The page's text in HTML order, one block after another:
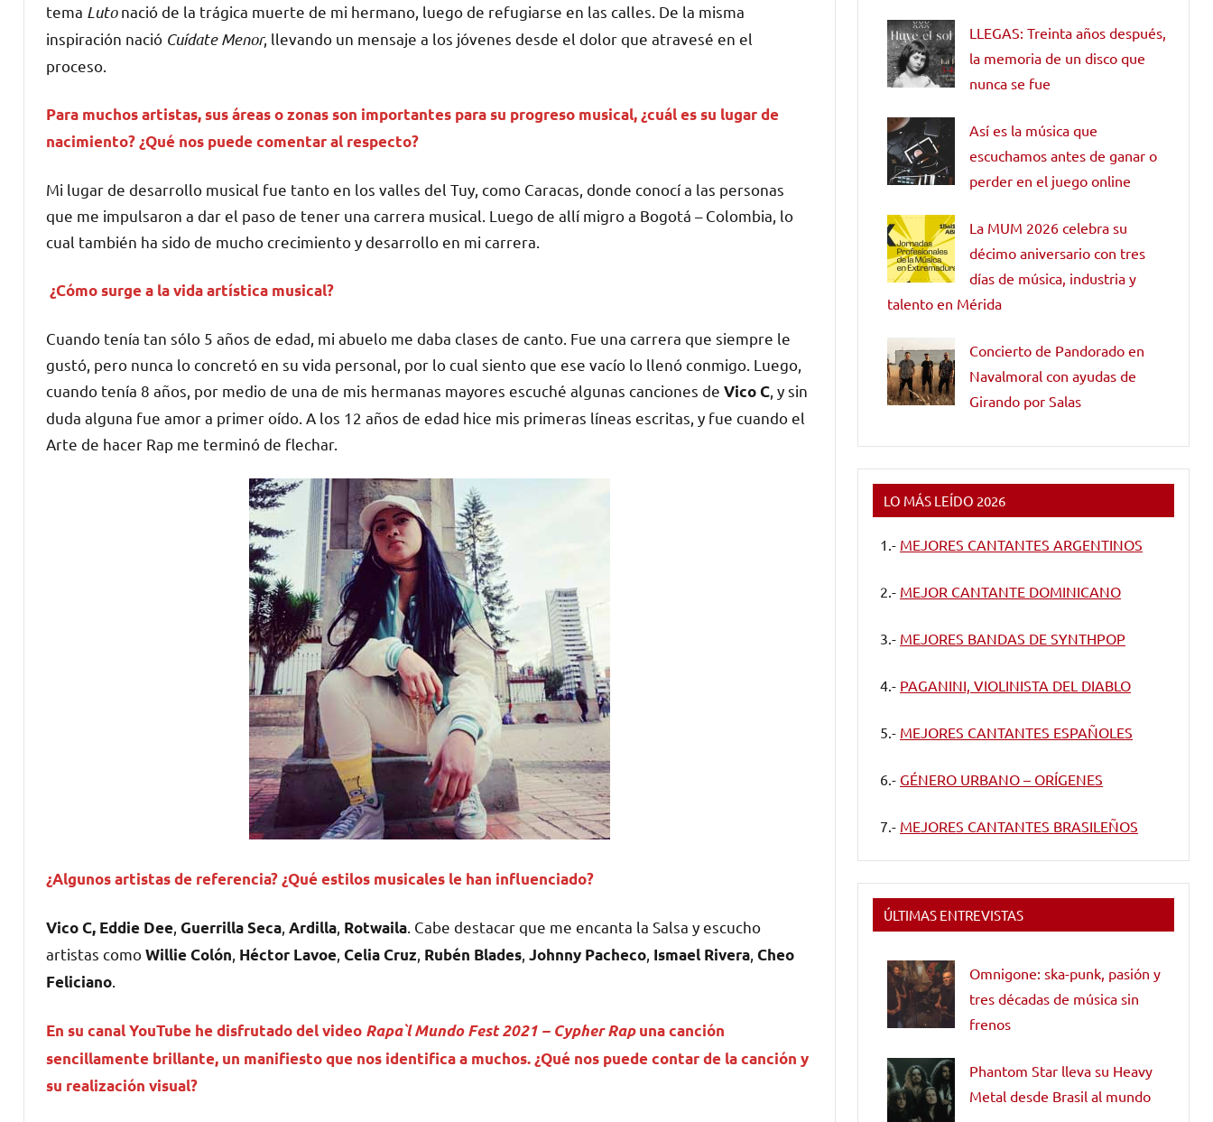
tema Lutonació de la trágica muerte de mi hermano, luego de refugiarse en las calles. De la misma
inspiración nació Cuídate Menor, llevando un mensaje a los jóvenes desde el dolor que atravesé en el
proceso.
Para muchos artistas, sus áreas o zonas son importantes para su progreso musical, ¿cuál es su lugar de
nacimiento? ¿Qué nos puede comentar al respecto?
Mi lugar de desarrollo musical fue tanto en los valles del Tuy, como Caracas, donde conocí a las personas
que me impulsaron a dar el paso de tener una carrera musical. Luego de allí migro a Bogotá – Colombia, lo
cual también ha sido de mucho crecimiento y desarrollo en mi carrera.
¿Cómo surge a la vida artística musical?
Cuando tenía tan sólo 5 años de edad, mi abuelo me daba clases de canto. Fue una carrera que siempre le
gustó, pero nunca lo concretó en su vida personal, por lo cual siento que ese vacío lo llenó conmigo. Luego,
cuando tenía 8 años, por medio de una de mis hermanas mayores escuché algunas canciones de Vico C , y sin
duda alguna fue amor a primer oído. A los 12 años de edad hice mis primeras líneas escritas, y fue cuando el
Arte de hacer Rap me terminó de flechar.
¿Algunos artistas de referencia? ¿Qué estilos musicales le han influenciado?
Vico C, Eddie Dee Guerrilla Seca Ardilla Rotwaila . Cabe destacar que me encanta la Salsa y escucho
artistas comoWillie Colón Héctor Lavoe Celia Cruz Rubén Blades Johnny Pacheco Ismael Rivera Cheo
Feliciano
En su canal YouTube he disfrutado del video Rapa`l Mundo Fest 2021 – Cypher Rapuna canción
sencillamente brillante, un manifiesto que nos identifica a muchos. ¿Qué nos puede contar de la canción y
su realización visual?
LLEGAS: Treinta años después,
la memoria de un disco que
nunca se fue
Así es la música que
escuchamos antes de ganar o
perder en el juego online
La MUM 2026 celebra su
décimo aniversario con tres
días de música, industria y
talento en Mérida
Concierto de Pandorado en
Navalmoral con ayudas de
Girando por Salas
LO MÁS LEÍDO 2026
1.- MEJORES CANTANTES ARGENTINOS
2.- MEJOR CANTANTE DOMINICANO
3.- MEJORES BANDAS DE SYNTHPOP
4.- PAGANINI, VIOLINISTA DEL DIABLO
5.- MEJORES CANTANTES ESPAÑOLES
6.- GÉNERO URBANO – ORÍGENES
7.- MEJORES CANTANTES BRASILEÑOS
ÚLTIMAS ENTREVISTAS
Omnigone: ska-punk, pasión y
tres décadas de música sin
frenos
Phantom Star lleva su Heavy
Metal desde Brasil al mundo